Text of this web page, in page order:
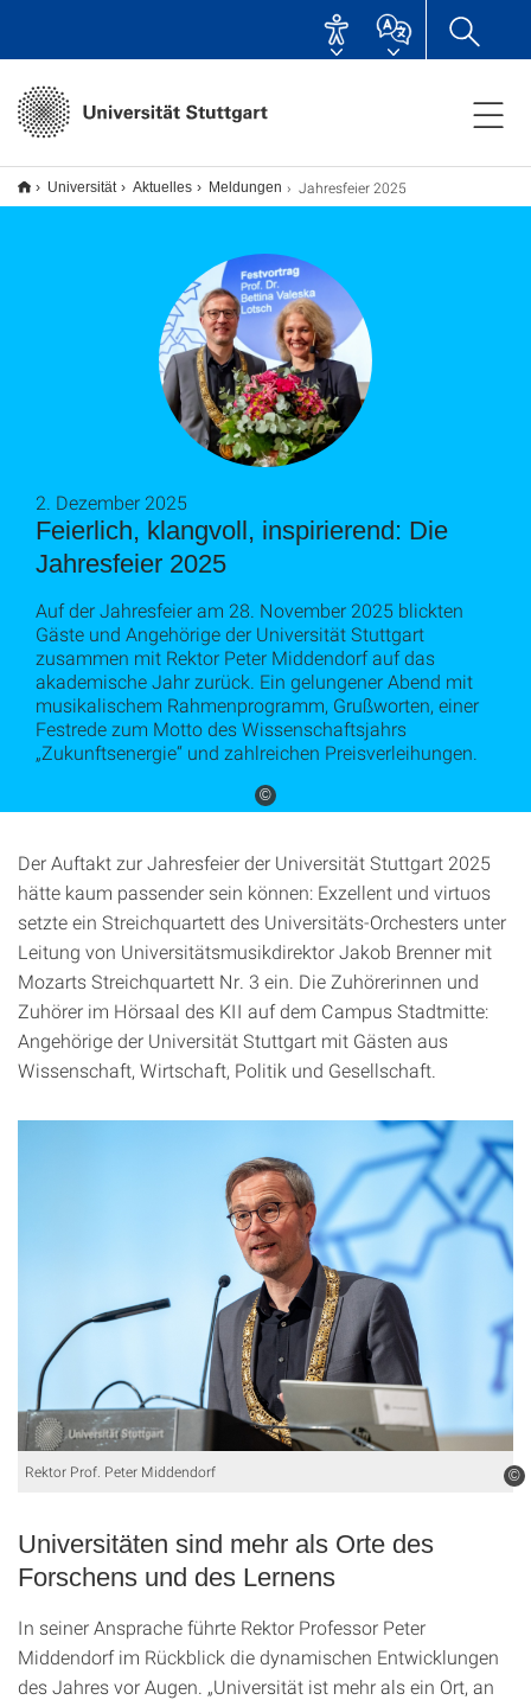
Universität Aktuelles Meldungen Jahresfeier 2025
©
Feierlich, klangvoll, inspirierend: Die
Jahresfeier 2025
2. Dezember 2025
Auf der Jahresfeier am 28. November 2025 blickten
Gäste und Angehörige der Universität Stuttgart
zusammen mit Rektor Peter Middendorf auf das
akademische Jahr zurück. Ein gelungener Abend mit
musikalischem Rahmenprogramm, Grußworten, einer
Festrede zum Motto des Wissenschaftsjahrs
„Zukunftsenergie“ und zahlreichen Preisverleihungen.
Der Auftakt zur Jahresfeier der Universität Stuttgart 2025
hätte kaum passender sein können: Exzellent und virtuos
setzte ein Streichquartett des Universitäts-Orchesters unter
Leitung von Universitätsmusikdirektor Jakob Brenner mit
Mozarts Streichquartett Nr. 3 ein. Die Zuhörerinnen und
Zuhörer im Hörsaal des KII auf dem Campus Stadtmitte:
Angehörige der Universität Stuttgart mit Gästen aus
Wissenschaft, Wirtschaft, Politik und Gesellschaft.
©
Rektor Prof. Peter Middendorf
Universitäten sind mehr als Orte des
Forschens und des Lernens
In seiner Ansprache führte Rektor Professor Peter
Middendorf im Rückblick die dynamischen Entwicklungen
des Jahres vor Augen. „Universität ist mehr als ein Ort, an